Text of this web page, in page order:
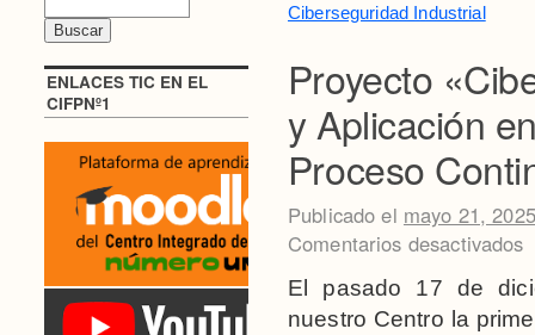
Ciberseguridad Industrial
Proyecto
y Aplicación
Proceso
Publicado el mayo 21, 2025
Comentarios desactivados
El pasado 17 de
nuestro Centro la
ENLACES TIC EN EL
CIFPNº1